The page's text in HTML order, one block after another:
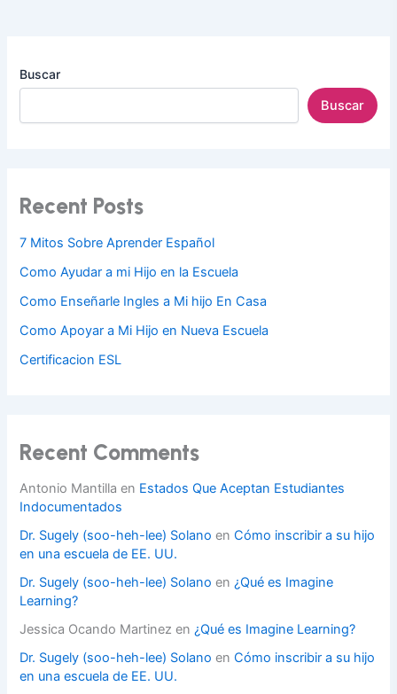
Buscar
Buscar
Recent Posts
7 Mitos Sobre Aprender Español
Como Ayudar a mi Hijo en la Escuela
Como Enseñarle Ingles a Mi hijo En Casa
Como Apoyar a Mi Hijo en Nueva Escuela
Certificacion ESL
Recent Comments
Antonio Mantilla en Estados Que Aceptan Estudiantes
Indocumentados
Dr. Sugely (soo-heh-lee) Solano enCómo inscribir a su hijo
en una escuela de EE. UU.
Dr. Sugely (soo-heh-lee) Solano en¿Qué es Imagine
Learning?
Jessica Ocando Martinez en¿Qué es Imagine Learning?
Dr. Sugely (soo-heh-lee) Solano enCómo inscribir a su hijo
en una escuela de EE. UU.